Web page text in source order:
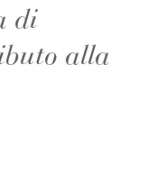
di
alla